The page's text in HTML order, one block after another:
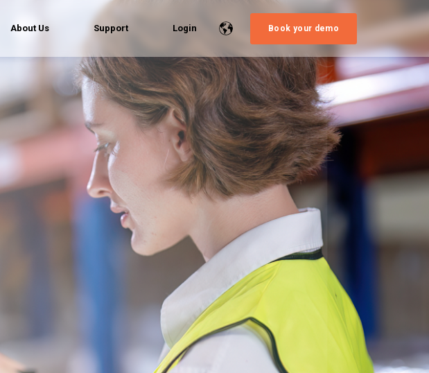
About Us Support Login Book your demo